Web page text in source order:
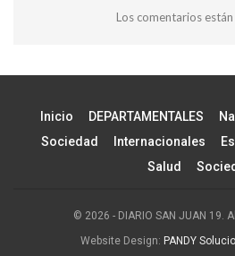
Los comentarios
Inicio DEPARTAMENTALES
Sociedad
Internacionales
Salud
© 2026 - DIARIO SAN JUAN 19.
Website Design: PANDY